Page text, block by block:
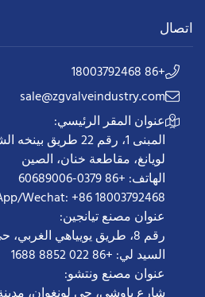
اتصال
+86 18003792468
sale@zgvalveindustry.com
عنوان المقر الرئيسي:
المبنى 1، رقم 22
لويانغ، مقاطعة خنان، الصين
الهاتف: +86 0379-60689006
Wechat: +86 18003792468
عنوان مصنع تيانجين:
رقم 8، طريق يويياهي الغربي، حي جينان، تيانجين، الصين
السيد لي: +86 022 8852 1688
عنوان مصنع ونتشو: